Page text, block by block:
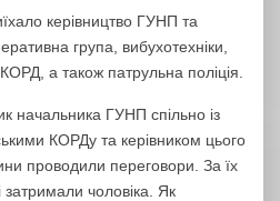
керівництво ГУНП та
група, вибухотехніки,
а також патрульна поліція.
начальника ГУНП спільно із
КОРДу та керівником цього
проводили переговори. За їх
затримали чоловіка. Як